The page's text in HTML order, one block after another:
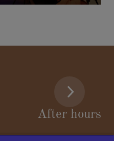
After hours